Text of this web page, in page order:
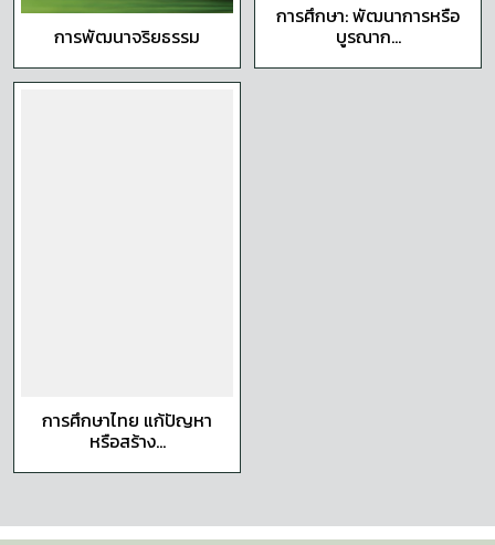
การพัฒนาจริยธรรม
การศึกษา: พัฒนาการหรือ
บูรณาก...
การศึกษาไทย แก้ปัญหา
หรือสร้าง...